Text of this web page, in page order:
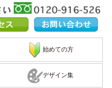
始めての方
デザイン集